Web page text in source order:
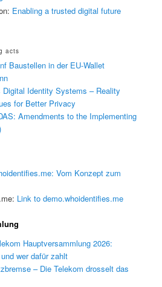
Enabling a trusted digital future
acts
Baustellen in der EU-Wallet
Digital Identity Systems – Reality
for Better Privacy
Amendments to the Implementing
Vom Konzept zum
Link to demo.whoidentifies.me
Hauptversammlung 2026:
wer dafür zahlt
– Die Telekom drosselt das